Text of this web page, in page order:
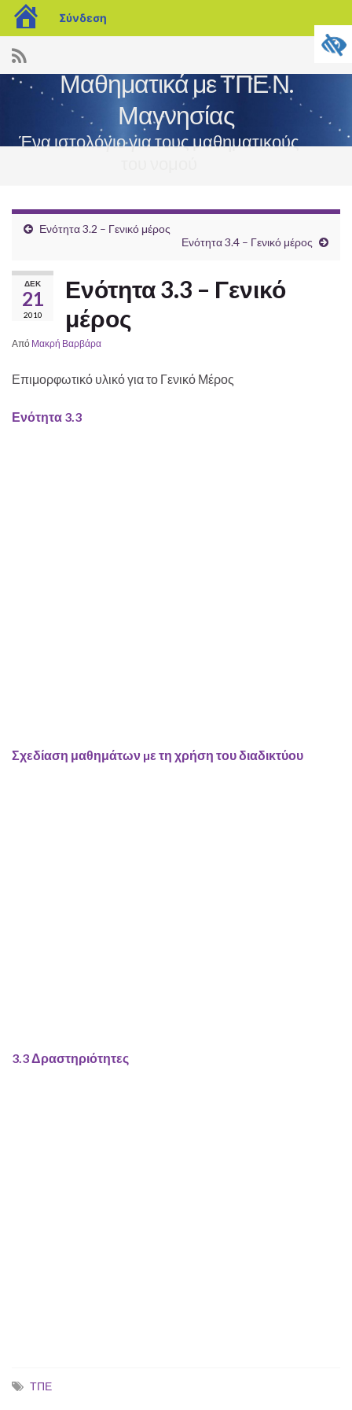
blogs.sch.gr
Σύνδεση
Μαθηματικά με ΤΠΕ Ν.
Μαγνησίας
Ένα ιστολόγιο για τους μαθηματικούς
Ενότητα 3.2 – Γενικό μέρος
Ενότητα 3.4 – Γενικό μέρος
ΔΕΚ
21
2010
Ενότητα 3.3 – Γενικό
μέρος
Από Μακρή Βαρβάρα
Επιμορφωτικό υλικό για το Γενικό Μέρος
Ενότητα 3.3
Σχεδίαση μαθημάτων µε τη χρήση του διαδικτύου
3.3 Δραστηριότητες
ΤΠΕ